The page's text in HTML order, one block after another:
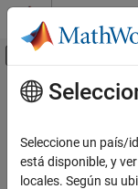
Saltar al contenido
Mostrar/
Inicio de Documentación
Contenido
Seleccione un país/
está disponible, y
locales. Según su